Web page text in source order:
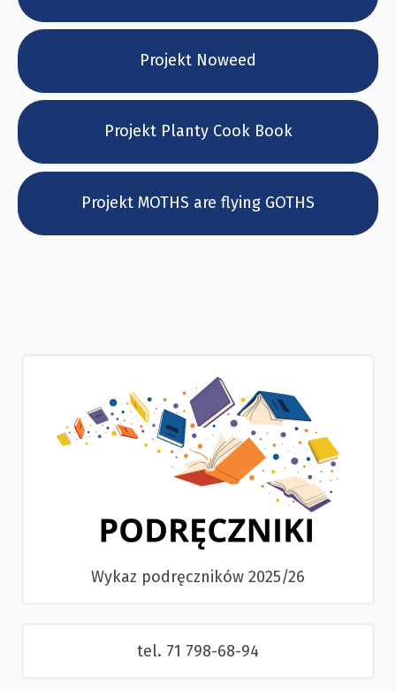
Projekt Noweed
Projekt Planty Cook Book
Projekt MOTHS are flying GOTHS
Wykaz podręczników 2025/26
tel. 71 798-68-94